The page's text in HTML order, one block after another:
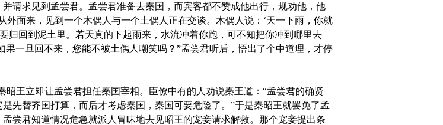
求见到孟尝君。孟尝君准备去秦国，而宾客都不赞成他出行，规劝他，他
面来，见到一个木偶人与一个土偶人正在交谈。木偶人说：‘天一下雨，你就
归回到泥土里。若天真的下起雨来，水流冲着你跑，可不知把你冲到哪里去
一旦回不来，您能不被土偶人嘲笑吗？”孟尝君听后，悟出了个中道理，才停
王立即让孟尝君担任秦国宰相。臣僚中有的人劝说秦王道：“孟尝君的确贤
先替齐国打算，而后才考虑秦国，秦国可要危险了。”于是秦昭王就罢免了孟
尝君知道情况危急就派人冒昧地去见昭王的宠妾请求解救。那个宠妾提出条